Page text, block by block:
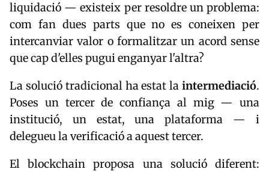
liquidació — existeix per resoldre un problema:
com fan dues parts que no es coneixen per
intercanviar valor o formalitzar un acord sense
que cap d'elles pugui enganyar l'altra?
La solució tradicional ha estat la intermediació.
Poses un tercer de confiança al mig — una
institució, un estat, una plataforma — i
delegueu la verificació a aquest tercer.
El blockchain proposa una solució diferent: